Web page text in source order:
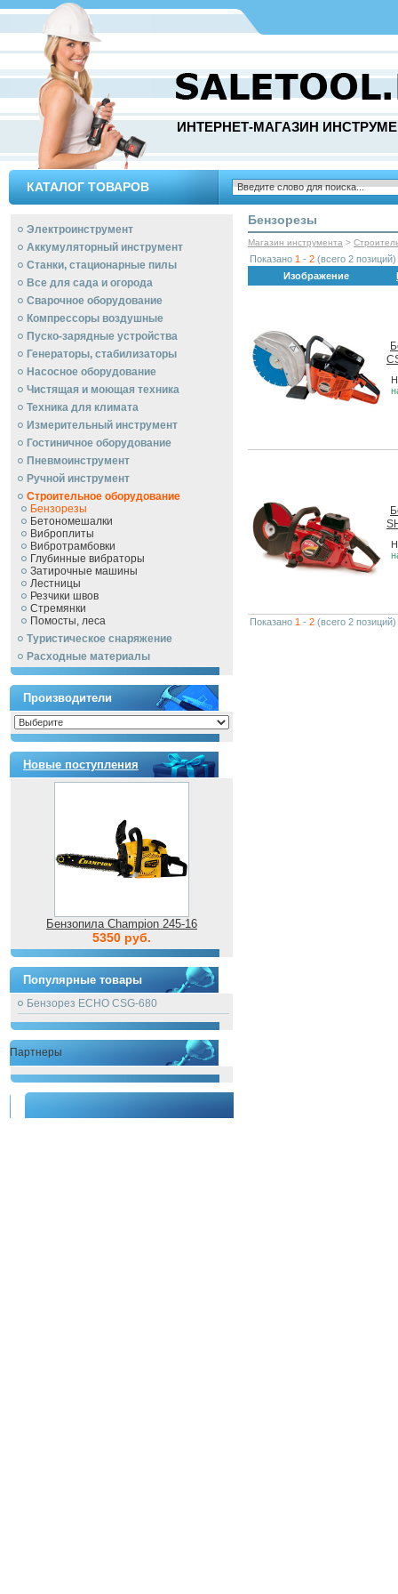
ИНТЕРНЕТ-МАГАЗИН
КАТАЛОГ ТОВАРОВ
Электроинструмент
Аккумуляторный инструмент
Станки, стационарные пилы
Все для сада и огорода
Сварочное оборудование
Компрессоры воздушные
Пуско-зарядные устройства
Генераторы, стабилизаторы
Насосное оборудование
Чистящая и моющая техника
Техника для климата
Измерительный инструмент
Гостиничное оборудование
Пневмоинструмент
Ручной инcтрумент
Строительное оборудование
Бензорезы
Бетономешалки
Виброплиты
Вибротрамбовки
Глубинные вибраторы
Затирочные машины
Лестницы
Резчики швов
Стремянки
Помосты, леса
Туристическое снаряжение
Расходные материалы
Производители
Новые поступления
Бензопила Champion 245-16
5350 руб.
Популярные товары
Бензорез ECHO CSG-680
Партнеры
Бензорезы
Магазин инструмента >
Показано 1 - 2 (всего 2 позиций)
Изображение
Показано 1 - 2 (всего 2 позиций)